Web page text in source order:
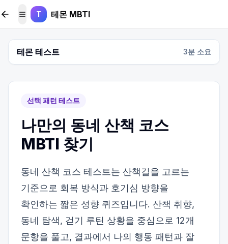
본문 바로가기
메뉴 토글
T 테몬 MBTI
테몬 테스트 3분 소요
선택 패턴 테스트
나만의 동네 산책 코스
MBTI 찾기
동네 산책 코스 테스트는 산책길을 고르는
기준으로 회복 방식과 호기심 방향을
확인하는 짧은 성향 퀴즈입니다. 산책 취향,
동네 탐색, 걷기 루틴 상황을 중심으로 12개
문항을 풀고, 결과에서 나의 행동 패턴과 잘